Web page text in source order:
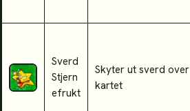
Sverd
Stjern
efrukt
Skyter ut sverd over
kartet